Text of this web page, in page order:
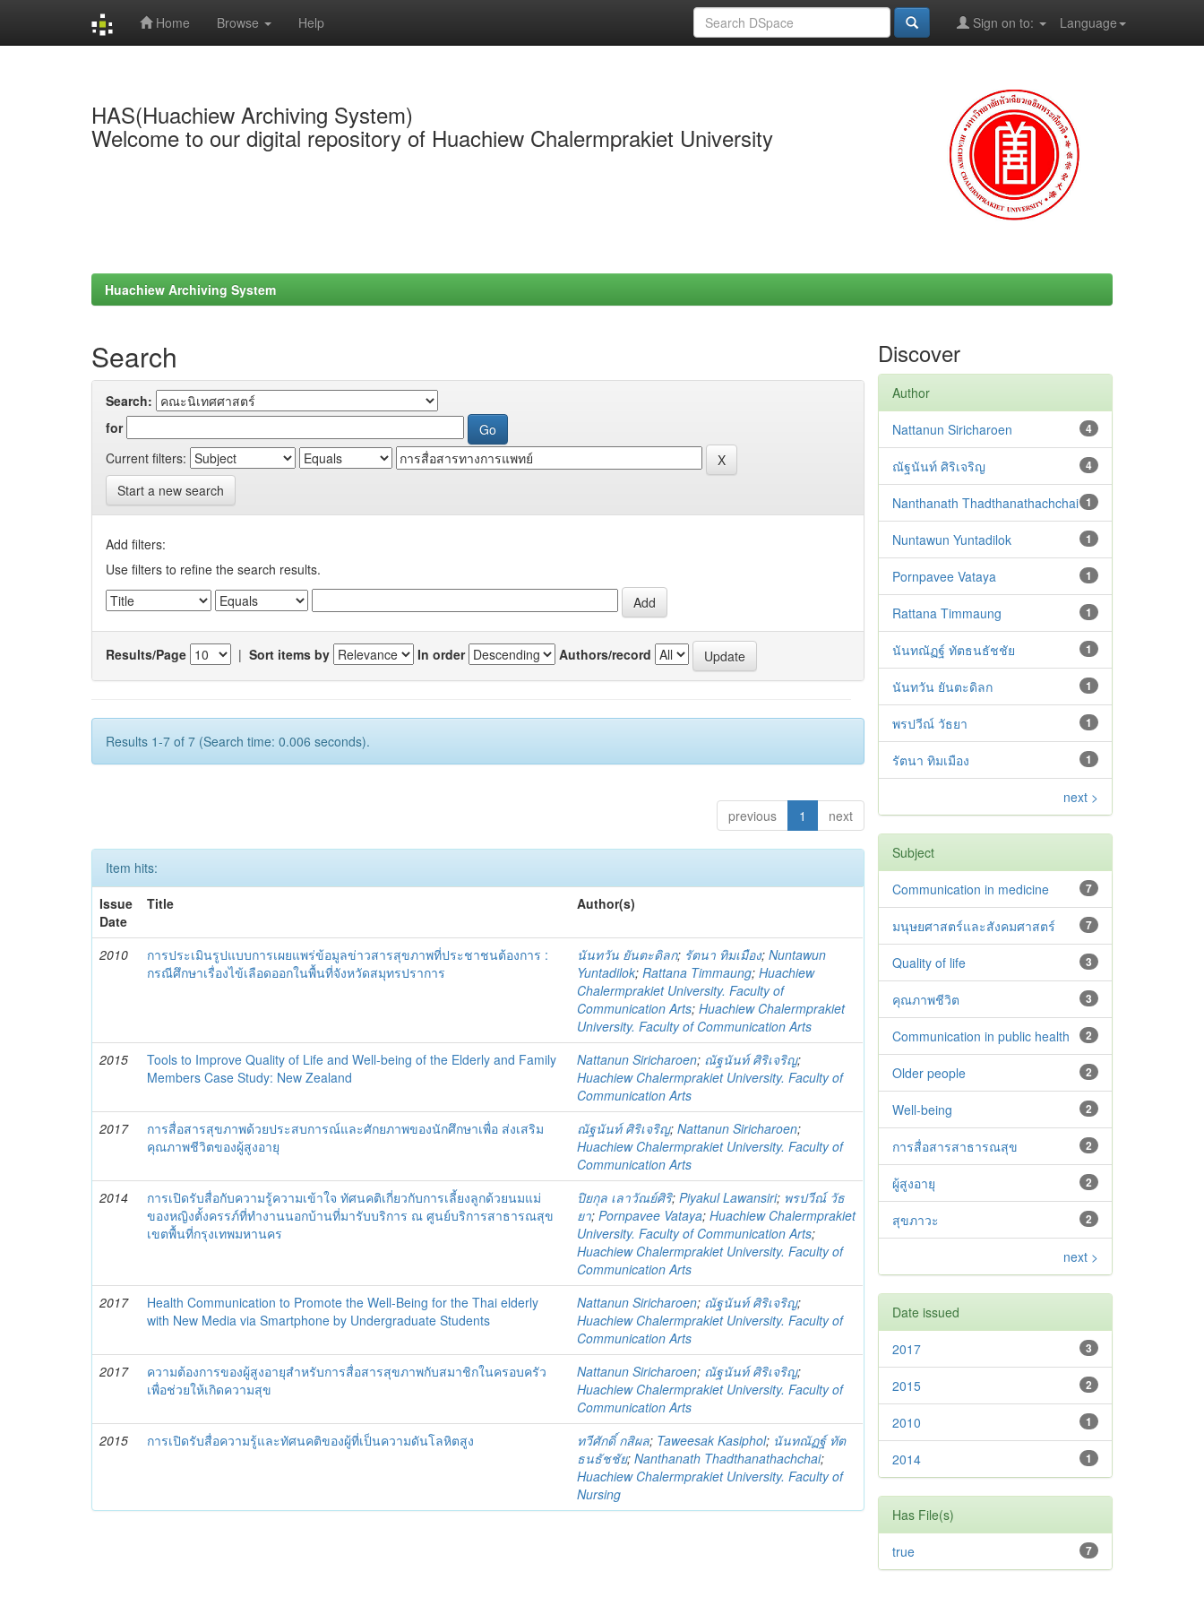
Home Browse Help Language
Sign on to:
HAS(Huachiew Archiving System)
Welcome to our digital repository of Huachiew Chalermprakiet University
Huachiew Archiving System
Search
Search:
for
Current filters:
Start a new search
Add filters:
Use filters to refine the search results.
Results/Page | Sort items by In order Authors/record
Results 1-7 of 7 (Search time: 0.006 seconds).
previous 1 next
Item hits:
Issue
Date
Title Author(s)
2010
การประเมินรูปแบบการเผยแพร่ข้อมูลข่าวสารสุขภาพที่ประชาชนต้องการ :
กรณีศึกษาเรื่องไข้เลือดออกในพื้นที่จังหวัดสมุทรปราการ
นันทวัน ยันตะดิลก; รัตนา ทิมเมือง;Nuntawun
Yuntadilok;Rattana Timmaung;Huachiew
Chalermprakiet University. Faculty of
Communication Arts;Huachiew Chalermprakiet
University. Faculty of Communication Arts
2015
Tools to Improve Quality of Life and Well-being of the Elderly and Family
Members Case Study: New Zealand
Nattanun Siricharoen; ณัฐนันท์ ศิริเจริญ;
Huachiew Chalermprakiet University. Faculty of
Communication Arts
2017
การสื่อสารสุขภาพด้วยประสบการณ์และศักยภาพของนักศึกษาเพื่อ ส่งเสริม
คุณภาพชีวิตของผู้สูงอายุ
ณัฐนันท์ ศิริเจริญ;Nattanun Siricharoen;
Huachiew Chalermprakiet University. Faculty of
Communication Arts
2014
การเปิดรับสื่อกับความรู้ความเข้าใจ ทัศนคติเกี่ยวกับการเลี้ยงลูกด้วยนมแม่
ของหญิงตั้งครรภ์ที่ทำงานนอกบ้านที่มารับบริการ ณ ศูนย์บริการสาธารณสุข
เขตพื้นที่กรุงเทพมหานคร
ปิยกุล เลาวัณย์ศิริ;Piyakul Lawansiri; พรปวีณ์ วัธ
ยา;Pornpavee Vataya;Huachiew Chalermprakiet
University. Faculty of Communication Arts;
Huachiew Chalermprakiet University. Faculty of
Communication Arts
2017
Health Communication to Promote the Well-Being for the Thai elderly
with New Media via Smartphone by Undergraduate Students
Nattanun Siricharoen; ณัฐนันท์ ศิริเจริญ;
Huachiew Chalermprakiet University. Faculty of
Communication Arts
2017
ความต้องการของผู้สูงอายุสำหรับการสื่อสารสุขภาพกับสมาชิกในครอบครัว
เพื่อช่วยให้เกิดความสุข
Nattanun Siricharoen; ณัฐนันท์ ศิริเจริญ;
Huachiew Chalermprakiet University. Faculty of
Communication Arts
2015
การเปิดรับสื่อความรู้และทัศนคติของผู้ที่เป็นความดันโลหิตสูง ทวีศักดิ์ กสิผล; Taweesak Kasiphol; นันทณัฏฐ์ ทัต
ธนธัชชัย;Nanthanath Thadthanathachchai;
Huachiew Chalermprakiet University. Faculty of
Nursing
Discover
Author
4
Nattanun Siricharoen
4
ณัฐนันท์ ศิริเจริญ
1
Nanthanath Thadthanathachchai
1
Nuntawun Yuntadilok
1
Pornpavee Vataya
1
Rattana Timmaung
1
นันทณัฏฐ์ ทัตธนธัชชัย
1
นันทวัน ยันตะดิลก
1
พรปวีณ์ วัธยา
1
รัตนา ทิมเมือง
next >
Subject
7
Communication in medicine
7
มนุษยศาสตร์และสังคมศาสตร์
3
Quality of life
3
คุณภาพชีวิต
2
Communication in public health
2
Older people
2
Well-being
2
การสื่อสารสาธารณสุข
2
ผู้สูงอายุ
2
สุขภาวะ
next >
Date issued
3
2017
2
2015
1
2010
1
2014
Has File(s)
7
true